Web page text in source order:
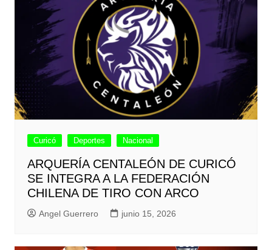
Curicó Deportes Nacional
ARQUERÍA CENTALEÓN DE CURICÓ
SE INTEGRA A LA FEDERACIÓN
CHILENA DE TIRO CON ARCO
Angel Guerrero junio 15, 2026